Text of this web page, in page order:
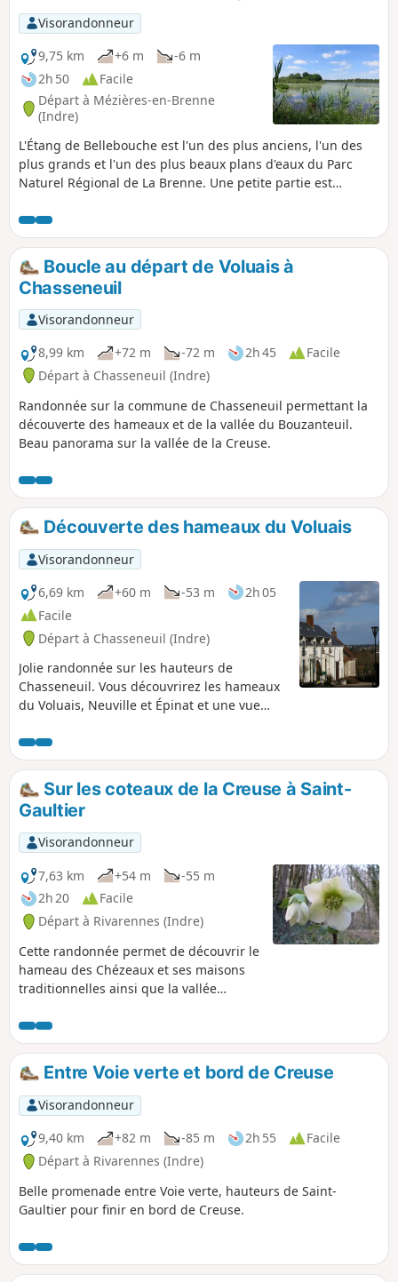
Visorandonneur
9,75 km
+6 m
-6 m
2h 50
Facile
Départ à Mézières-en-Brenne
(Indre)
L'Étang de Bellebouche est l'un des plus anciens, l'un des
plus grands et l'un des plus beaux plans d'eaux du Parc
Naturel Régional de La Brenne. Une petite partie est
place à un site naturel que vous pourrez admirer
tranquillement à l'aide de jumelles dans trois observatoires
aux abords de l'étang.
Boucle au départ de Voluais à
Chasseneuil
Visorandonneur
8,99 km
+72 m -72 m 2h 45
Facile
Départ à Chasseneuil (Indre)
Randonnée sur la commune de Chasseneuil permettant la
découverte des hameaux et de la vallée du Bouzanteuil.
Beau panorama sur la vallée de la Creuse.
Découverte des hameaux du Voluais
Visorandonneur
6,69 km
+60 m -53 m
2h 05
Facile
Départ à Chasseneuil (Indre)
Jolie randonnée sur les hauteurs de
Chasseneuil. Vous découvrirez les hameaux
du Voluais, Neuville et Épinat et une vue
de la Creuse.
Sur les coteaux de la Creuse à Saint-
Gaultier
Visorandonneur
7,63 km
+54 m
-55 m
2h 20
Facile
Départ à Rivarennes (Indre)
Cette randonnée permet de découvrir le
hameau des Chézeaux et ses maisons
traditionnelles ainsi que la vallée
de la Côte des Nobles.
Entre Voie verte et bord de Creuse
Visorandonneur
9,40 km
+82 m -85 m 2h 55
Facile
Départ à Rivarennes (Indre)
Belle promenade entre Voie verte, hauteurs de Saint-
Gaultier pour finir en bord de Creuse.